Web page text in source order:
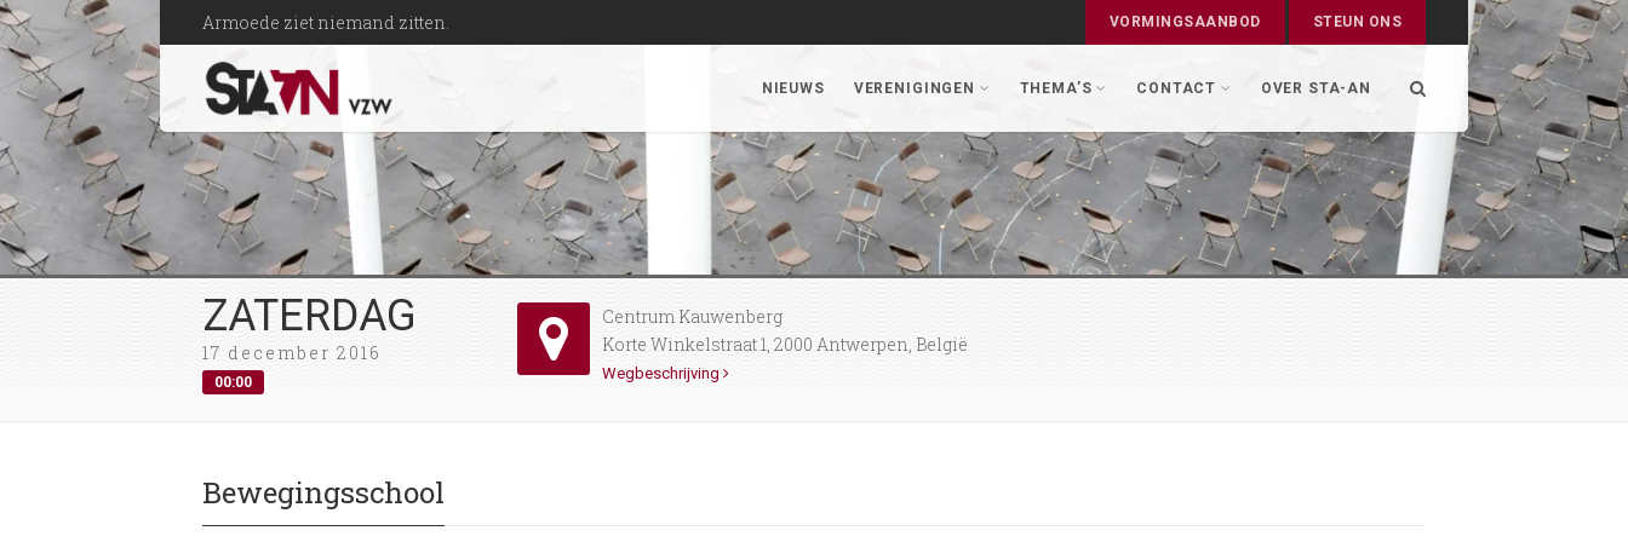
Armoede ziet niemand zitten. VORMINGSAANBOD STEUN ONS
NIEUWS VERENIGINGEN THEMA’S CONTACT OVER STA-AN
ZATERDAG
17 december 2016
00:00
Centrum Kauwenberg
Korte Winkelstraat 1, 2000 Antwerpen, België
Wegbeschrijving
Bewegingsschool